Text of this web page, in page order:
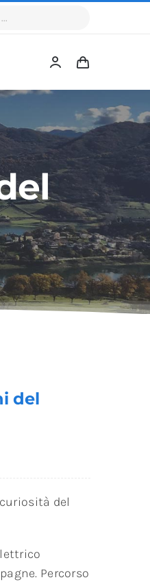
del
del
Percorso